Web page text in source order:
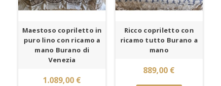
Maestoso copriletto in
puro lino con ricamo a
mano Burano di
Venezia
1.089,00 €
Ricco copriletto con
ricamo tutto Burano a
mano
889,00 €